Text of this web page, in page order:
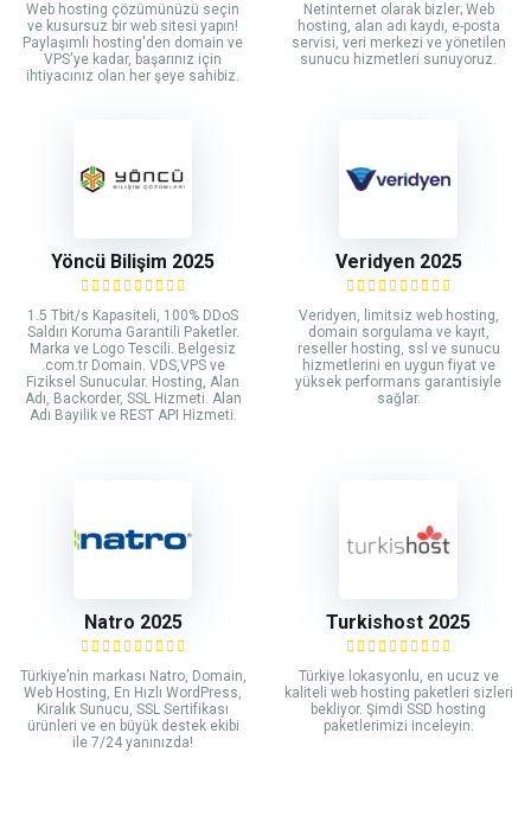
Web hosting çözümünüzü seçin
ve kusursuz bir web sitesi yapın!
Paylaşımlı hosting'den domain ve
VPS'ye kadar, başarınız için
ihtiyacınız olan her şeye sahibiz.
Netinternet olarak bizler; Web
hosting, alan adı kaydı, e-posta
servisi, veri merkezi ve yönetilen
sunucu hizmetleri sunuyoruz.
Yöncü Bilişim 2025
1.5 Tbit/s Kapasiteli, 100% DDoS
Saldırı Koruma Garantili Paketler.
Marka ve Logo Tescili. Belgesiz
.com.tr Domain. VDS,VPS ve
Fiziksel Sunucular. Hosting, Alan
Adı, Backorder, SSL Hizmeti. Alan
Adı Bayilik ve REST API Hizmeti.
Veridyen 2025
Veridyen, limitsiz web hosting,
domain sorgulama ve kayıt,
reseller hosting, ssl ve sunucu
hizmetlerini en uygun fiyat ve
yüksek performans garantisiyle
sağlar.
Natro 2025
Türkiye’nin markası Natro, Domain,
Web Hosting, En Hızlı WordPress,
Kiralık Sunucu, SSL Sertifikası
ürünleri ve en büyük destek ekibi
ile 7/24 yanınızda!
Turkishost 2025
Türkiye lokasyonlu, en ucuz ve
kaliteli web hosting paketleri sizleri
bekliyor. Şimdi SSD hosting
paketlerimizi inceleyin.